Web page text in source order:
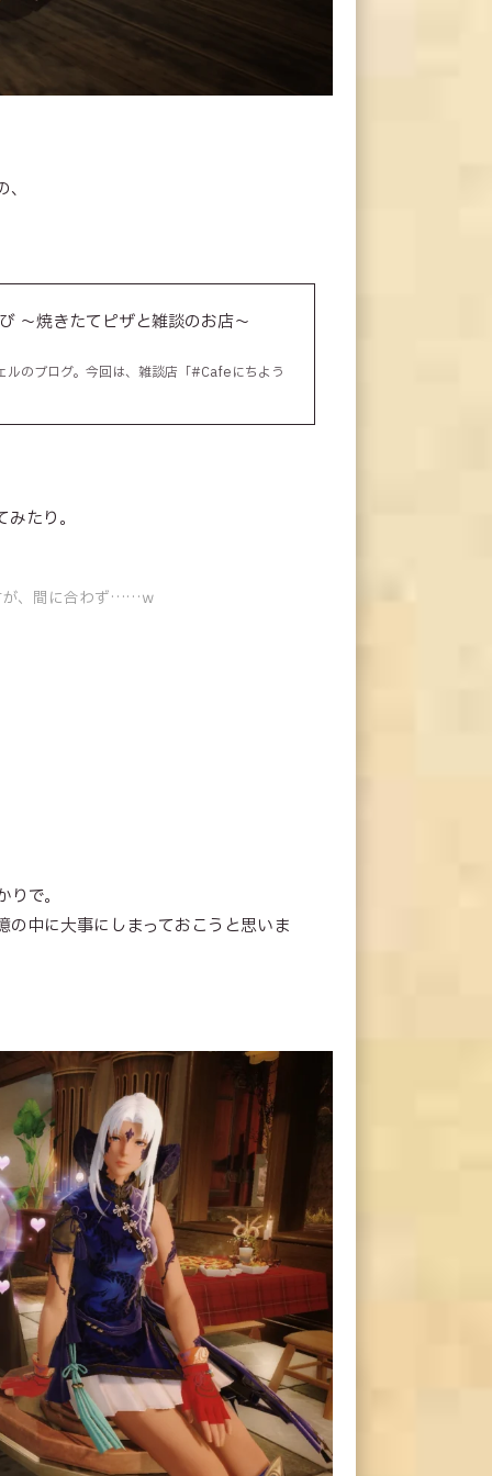
～焼きたてピザと雑談のお店～
のブログ。今回は、雑談店「#Cafeにちよう
たり。
が、間に合わず……ｗ
で。
中に大事にしまっておこうと思いま